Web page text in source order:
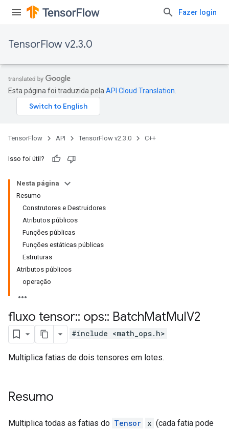
Fazer login
TensorFlow v2.3.0
Esta página foi traduzida pela API Cloud Translation
TensorFlow API TensorFlow v2.3.0 C++
Isso foi útil?
Nesta página
Resumo
Construtores e Destruidores
Atributos públicos
Funções públicas
Funções estáticas públicas
Estruturas
Atributos públicos
operação
fluxo tensor:: ops:: BatchMatMulV2
#include <math_ops.h>
Multiplica fatias de dois tensores em lotes.
Resumo
Multiplica todas as fatias do Tensor x (cada fatia pode